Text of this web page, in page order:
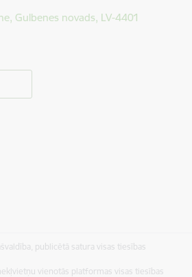
Gulbenes novads, LV-4401
publicētā satura visas tiesības
vienotās platformas visas tiesības